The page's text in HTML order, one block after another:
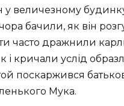
у величезному
бачили, як він
часто дражнили
і кричали услід
поскаржився
Мука.